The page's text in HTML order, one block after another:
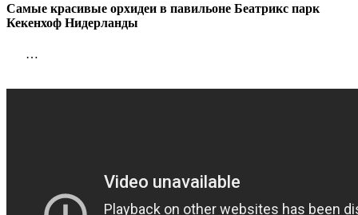
Самые красивые орхидеи в павильоне Беатрикс парк
Кекенхоф Нидерланды
…